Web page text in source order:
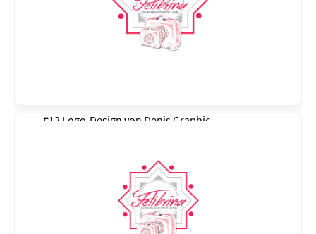
#12 Logo-Design von Denis Graphic